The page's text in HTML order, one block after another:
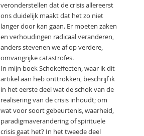
veronderstellen dat de crisis allereerst
ons duidelijk maakt dat het zo niet
langer door kan gaan. Er moeten zaken
en verhoudingen radicaal veranderen,
anders stevenen we af op verdere,
omvangrijke catastrofes.
In mijn boek Schokeffecten, waar ik dit
artikel aan heb onttrokken, beschrijf ik
in het eerste deel wat de schok van de
realisering van de crisis inhoudt; om
wat voor soort gebeurtenis, waarheid,
paradigmaverandering of spirituele
crisis gaat het? In het tweede deel